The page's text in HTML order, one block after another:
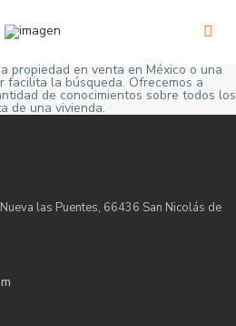
propiedad en venta en México o una
facilita la búsqueda. Ofrecemos a
de conocimientos sobre todos los
de una vivienda.
las Puentes, 66436 San Nicolás de